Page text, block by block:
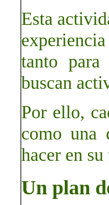
Esta
tanto para
buscan
Por ello,
como una
hacer en
Un plan